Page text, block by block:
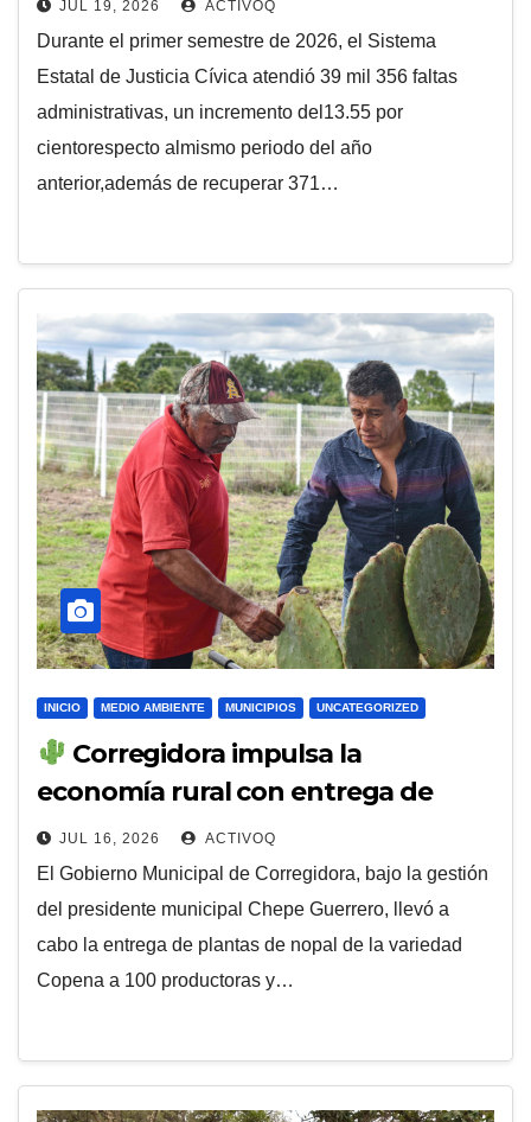
JUL 19, 2026 ACTIVOQ
Durante el primer semestre de 2026, el Sistema
Estatal de Justicia Cívica atendió 39 mil 356 faltas
administrativas, un incremento del13.55 por
cientorespecto almismo periodo del año
anterior,además de recuperar 371…
INICIO MEDIO AMBIENTE MUNICIPIOS UNCATEGORIZED
Corregidora impulsa la
economía rural con entrega de
nopal Copena a productores
JUL 16, 2026 ACTIVOQ
El Gobierno Municipal de Corregidora, bajo la gestión
del presidente municipal Chepe Guerrero, llevó a
cabo la entrega de plantas de nopal de la variedad
Copena a 100 productoras y…